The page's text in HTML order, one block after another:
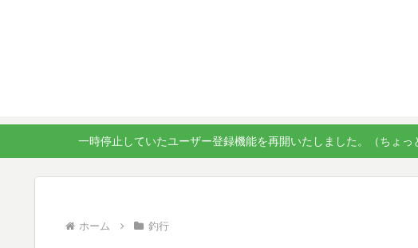
一時停止していたユーザー登録機能を再開いたしました。（ちょ
ホーム 釣行